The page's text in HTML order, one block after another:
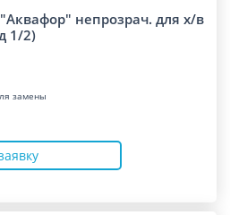
непрозрач. для х/в
1/2)
замены